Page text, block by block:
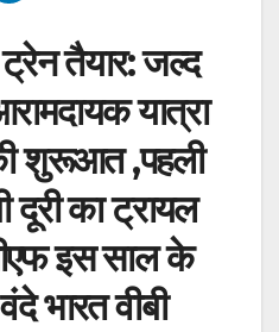
तैयार: जल्द
यात्रा
शुरूआत ,पहली
दूरी का ट्रायल
इस साल के
भारत वीबी